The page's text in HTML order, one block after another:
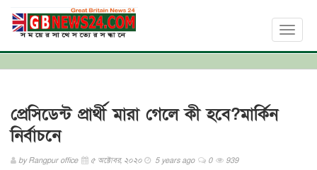
Toggle
প্রেসিডেন্ট প্রার্থী মারা গেলে কী হবে?মার্কিন
নির্বাচনে
byRangpur office ৫ অক্টোবর, ২০২০ 5 years ago 0 939